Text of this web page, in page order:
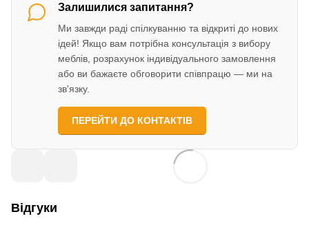
Залишилися запитання?
Ми завжди раді спілкуванню та відкриті до нових
ідей! Якщо вам потрібна консультація з вибору
меблів, розрахунок індивідуального замовлення
або ви бажаєте обговорити співпрацю — ми на
зв'язку.
ПЕРЕЙТИ ДО КОНТАКТІВ
Відгуки